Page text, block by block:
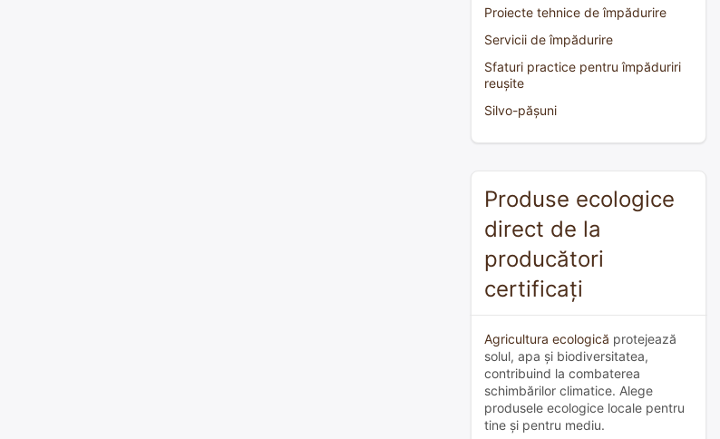
Proiecte tehnice de împădurire
Servicii de împădurire
Sfaturi practice pentru împăduriri
reușite
Silvo-pășuni
Produse ecologice
direct de la
producători
certificați
Agricultura ecologică protejează
solul, apa și biodiversitatea,
contribuind la combaterea
schimbărilor climatice. Alege
produsele ecologice locale pentru
tine și pentru mediu.